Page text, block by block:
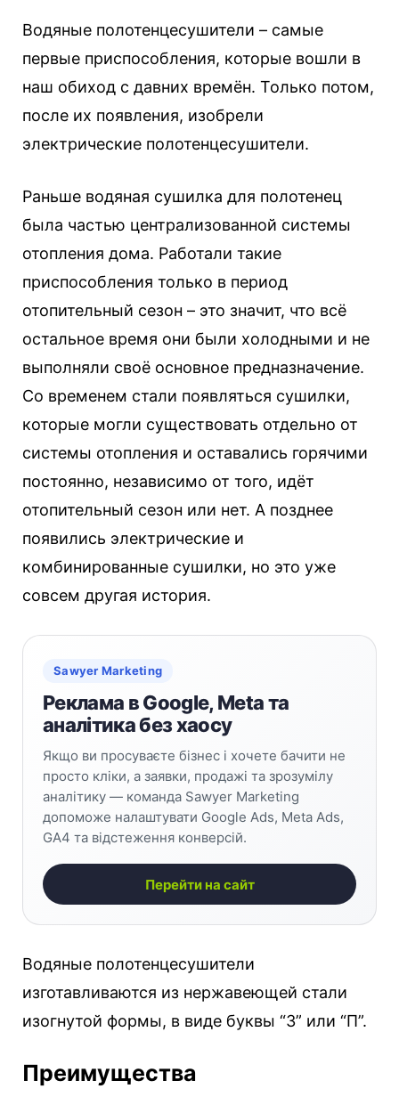
Водяные полотенцесушители – самые
первые приспособления, которые вошли в
наш обиход с давних времён. Только потом,
после их появления, изобрели
электрические полотенцесушители.
Раньше водяная сушилка для полотенец
была частью централизованной системы
отопления дома. Работали такие
приспособления только в период
отопительный сезон – это значит, что всё
остальное время они были холодными и не
выполняли своё основное предназначение.
Со временем стали появляться сушилки,
которые могли существовать отдельно от
системы отопления и оставались горячими
постоянно, независимо от того, идёт
отопительный сезон или нет. А позднее
появились электрические и
комбинированные сушилки, но это уже
совсем другая история.
Sawyer Marketing
Реклама в Google, Meta та
аналітика без хаосу
Якщо ви просуваєте бізнес і хочете бачити не
просто кліки, а заявки, продажі та зрозумілу
аналітику — команда Sawyer Marketing
допоможе налаштувати Google Ads, Meta Ads,
GA4 та відстеження конверсій.
Перейти на сайт
Водяные полотенцесушители
изготавливаются из нержавеющей стали
изогнутой формы, в виде буквы “З” или “П”.
Преимущества